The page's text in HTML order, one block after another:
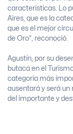
características. Lo
Aires, que es la
que es el mejor
de Oro”, reconoció.
Agustín, por su
butaca en el
categoría más
ausentará y será
del importante y